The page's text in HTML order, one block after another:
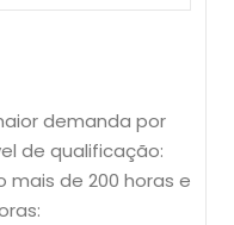
demanda por
de qualificação:
mais de 200 horas e